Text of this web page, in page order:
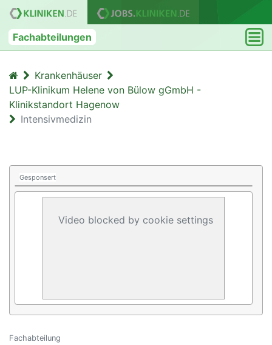
Fachabteilungen
Krankenhäuser
LUP-Klinikum Helene von Bülow gGmbH -
Klinikstandort Hagenow
Intensivmedizin
Gesponsert
Video blocked by cookie settings
Fachabteilung